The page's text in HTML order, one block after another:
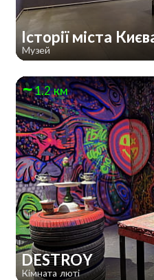
Історії міста
Музей
1.2 км
DESTROY
Кімната люті